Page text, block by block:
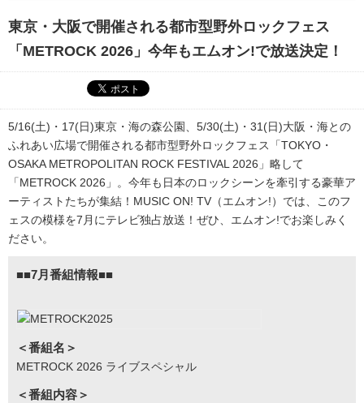
東京・大阪で開催される都市型野外ロックフェス
「METROCK 2026」今年もエムオン!で放送決定！
5/16(土)・17(日)東京・海の森公園、5/30(土)・31(日)大阪・海との
ふれあい広場で開催される都市型野外ロックフェス「TOKYO・
OSAKA METROPOLITAN ROCK FESTIVAL 2026」略して
「METROCK 2026」。今年も日本のロックシーンを牽引する豪華ア
ーティストたちが集結！MUSIC ON! TV（エムオン!）では、このフ
ェスの模様を7月にテレビ独占放送！ぜひ、エムオン!でお楽しみく
ださい。
■■7月番組情報■■
＜番組名＞
METROCK 2026 ライブスペシャル
＜番組内容＞